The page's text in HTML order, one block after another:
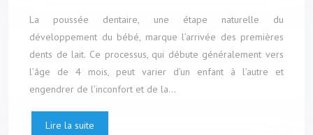
La poussée dentaire, une étape naturelle du
développement du bébé, marque l’arrivée des premières
dents de lait. Ce processus, qui débute généralement vers
l’âge de 4 mois, peut varier d’un enfant à l’autre et
engendrer de l’inconfort et de la…
Lire la suite